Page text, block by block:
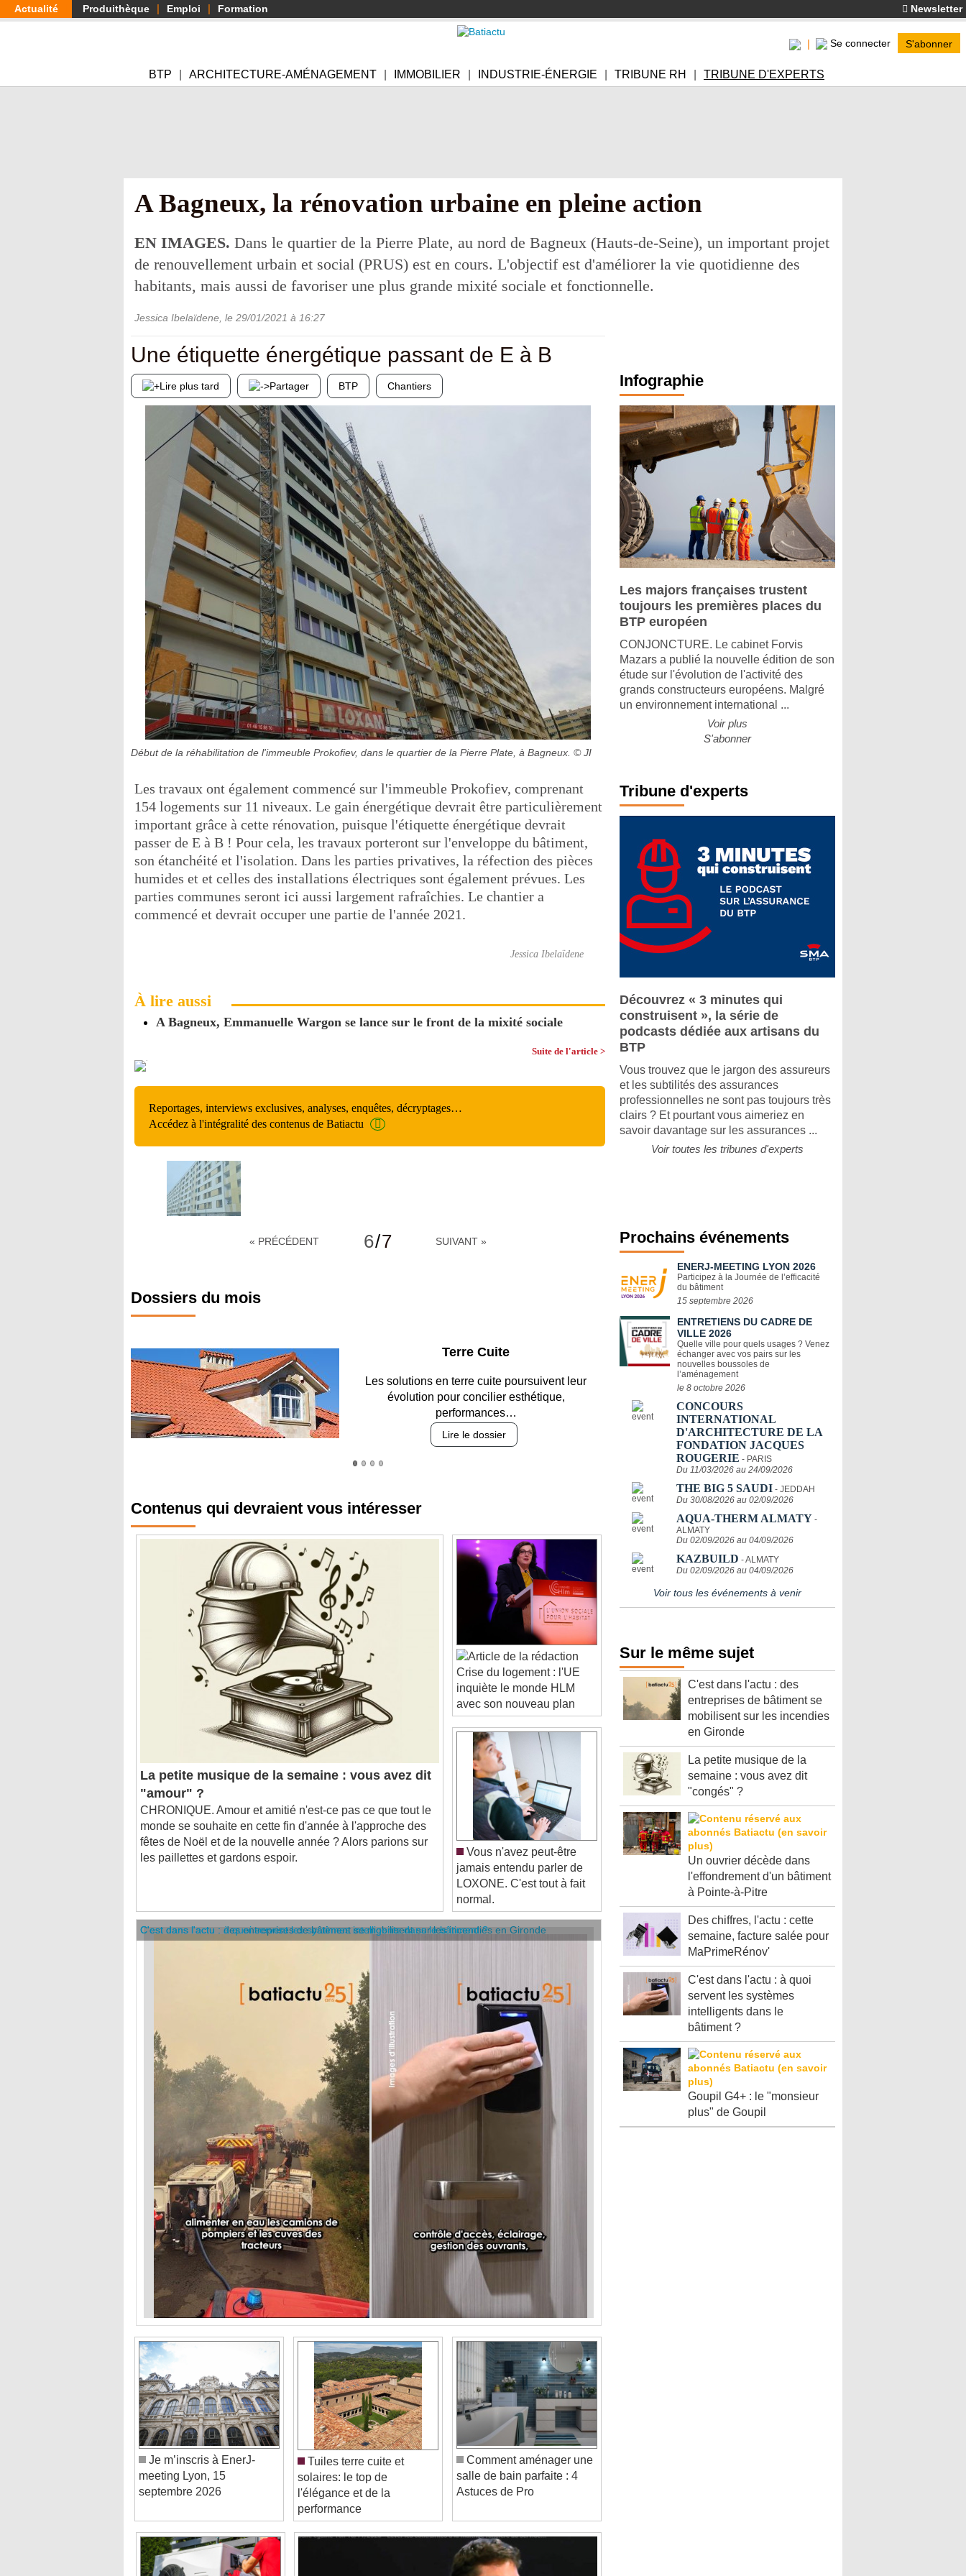
Aller
au
Actualité Produithèque Emploi Formation Newsletter
Se connecter S'abonner
BTP ARCHITECTURE-AMÉNAGEMENT IMMOBILIER INDUSTRIE-ÉNERGIE TRIBUNE RH TRIBUNE D'EXPERTS
A Bagneux, la rénovation urbaine en pleine action
EN IMAGES. Dans le quartier de la Pierre Plate, au nord de Bagneux (Hauts-de-Seine), un important projet
de renouvellement urbain et social (PRUS) est en cours. L'objectif est d'améliorer la vie quotidienne des
habitants, mais aussi de favoriser une plus grande mixité sociale et fonctionnelle.
Jessica Ibelaïdene , le 29/01/2021 à 16:27
Une étiquette énergétique passant de E à B
Lire plus tard Partager BTP Chantiers
Début de la réhabilitation de l'immeuble Prokofiev, dans le quartier de la Pierre Plate, à Bagneux. © JI
Les travaux ont également commencé sur l'immeuble Prokofiev, comprenant
154 logements sur 11 niveaux. Le gain énergétique devrait être particulièrement
important grâce à cette rénovation, puisque l'étiquette énergétique devrait
passer de E à B ! Pour cela, les travaux porteront sur l'enveloppe du bâtiment,
son étanchéité et l'isolation. Dans les parties privatives, la réfection des pièces
humides et et celles des installations électriques sont également prévues. Les
parties communes seront ici aussi largement rafraîchies. Le chantier a
commencé et devrait occuper une partie de l'année 2021.
Jessica Ibelaïdene
À lire aussi
A Bagneux, Emmanuelle Wargon se lance sur le front de la mixité sociale
Suite de l'article >
Reportages, interviews exclusives, analyses, enquêtes, décryptages…
Accédez à l'intégralité des contenus de Batiactu
« PRÉCÉDENT 6/7 SUIVANT »
Dossiers du mois
Parking et garages
Entre circulation, sécurisation des accès, durabilité
des revêtements et intégration…
Lire le dossier
La petite musique de la semaine : vous avez dit
"amour" ?
CHRONIQUE. Amour et amitié n'est-ce pas ce que tout le
monde se souhaite en cette fin d'année à l'approche des
fêtes de Noël et de la nouvelle année ? Alors parions sur
les paillettes et gardons espoir.
Crise du logement : l'UE
inquiète le monde HLM
avec son nouveau plan
Vous n'avez peut-être
jamais entendu parler de
LOXONE. C'est tout à fait
normal.
C'est dans l'actu : des entreprises de bâtiment se mobilisent sur les incendies en Gironde
C'est dans l'actu : à quoi servent les systèmes intelligents dans le bâtiment ?
Je m’inscris à EnerJ-
meeting Lyon, 15
septembre 2026
Tuiles terre cuite et
solaires: le top de
l'élégance et de la
performance
Comment aménager une
salle de bain parfaite : 4
Astuces de Pro
Infographie
Les majors françaises trustent
toujours les premières places du
BTP européen
CONJONCTURE. Le cabinet Forvis
Mazars a publié la nouvelle édition de son
étude sur l'évolution de l'activité des
grands constructeurs européens. Malgré
un environnement international ...
Voir plus
S'abonner
Tribune d'experts
Découvrez « 3 minutes qui
construisent », la série de
podcasts dédiée aux artisans du
BTP
Vous trouvez que le jargon des assureurs
et les subtilités des assurances
professionnelles ne sont pas toujours très
clairs ? Et pourtant vous aimeriez en
savoir davantage sur les assurances ...
Voir toutes les tribunes d'experts
Prochains événements
ENERJ-MEETING LYON 2026
Participez à la Journée de l’efficacité
du bâtiment
15 septembre 2026
ENTRETIENS DU CADRE DE
VILLE 2026
Quelle ville pour quels usages ? Venez
échanger avec vos pairs sur les
nouvelles boussoles de
l’aménagement
le 8 octobre 2026
CONCOURS
INTERNATIONAL
D'ARCHITECTURE DE LA
FONDATION JACQUES
ROUGERIE - PARIS
Du 11/03/2026 au 24/09/2026
THE BIG 5 SAUDI - JEDDAH
Du 30/08/2026 au 02/09/2026
AQUA-THERM ALMATY -
ALMATY
Du 02/09/2026 au 04/09/2026
KAZBUILD - ALMATY
Du 02/09/2026 au 04/09/2026
Voir tous les événements à venir
Sur le même sujet
C'est dans l'actu : des
entreprises de bâtiment se
mobilisent sur les incendies
en Gironde
La petite musique de la
semaine : vous avez dit
"congés" ?
Un ouvrier décède dans
l'effondrement d'un bâtiment
à Pointe-à-Pitre
Des chiffres, l'actu : cette
semaine, facture salée pour
MaPrimeRénov'
C'est dans l'actu : à quoi
servent les systèmes
intelligents dans le
bâtiment ?
Goupil G4+ : le "monsieur
plus" de Goupil